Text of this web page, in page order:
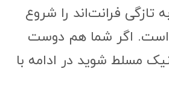
تازگی فرانت‌اند را شروع
است. اگر شما هم دوست
مسلط شوید در ادامه با